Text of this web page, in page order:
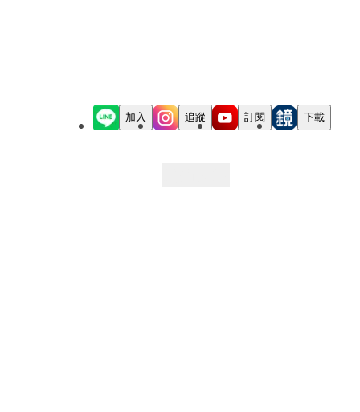
加入 追蹤 訂閱 下載